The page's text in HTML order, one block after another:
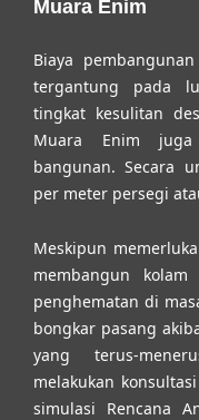
Muara Enim
Biaya
tergantung pada
tingkat kesulitan
Muara Enim juga
bangunan. Secara
per meter persegi
Meskipun
membangun
penghematan di
bongkar pasang
yang terus-
melakukan
simulasi Rencana